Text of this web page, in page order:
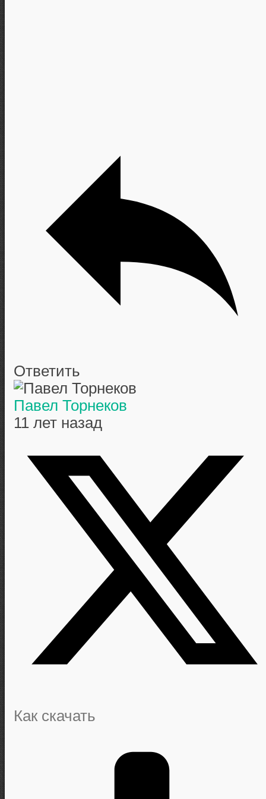
Ответить
Павел Торнеков
11 лет назад
Как скачать